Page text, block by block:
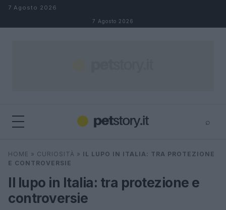
Salta al contenuto
7 Agosto 2026
7 Agosto 2026
⌕
Cerca ⌕ ×
HOME » CURIOSITÀ » IL LUPO IN ITALIA: TRA PROTEZIONE
E CONTROVERSIE
Il lupo in Italia: tra protezione e
controversie